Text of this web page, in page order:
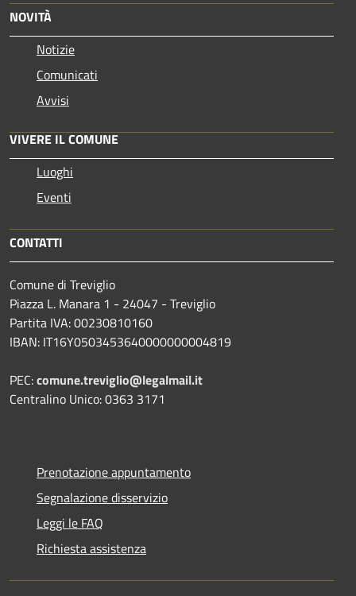
NOVITÀ
Notizie
Comunicati
Avvisi
VIVERE IL COMUNE
Luoghi
Eventi
CONTATTI
Comune di Treviglio
Piazza L. Manara 1 - 24047 - Treviglio
Partita IVA: 00230810160
IBAN: IT16Y0503453640000000004819
PEC:comune.treviglio@legalmail.it
Centralino Unico: 0363 3171
Prenotazione appuntamento
Segnalazione disservizio
Leggi le FAQ
Richiesta assistenza